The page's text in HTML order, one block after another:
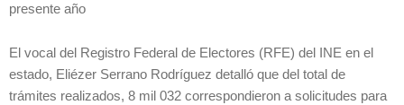
presente año
El vocal del Registro Federal de Electores (RFE) del INE en el
estado, Eliézer Serrano Rodríguez detalló que del total de
trámites realizados, 8 mil 032 correspondieron a solicitudes para